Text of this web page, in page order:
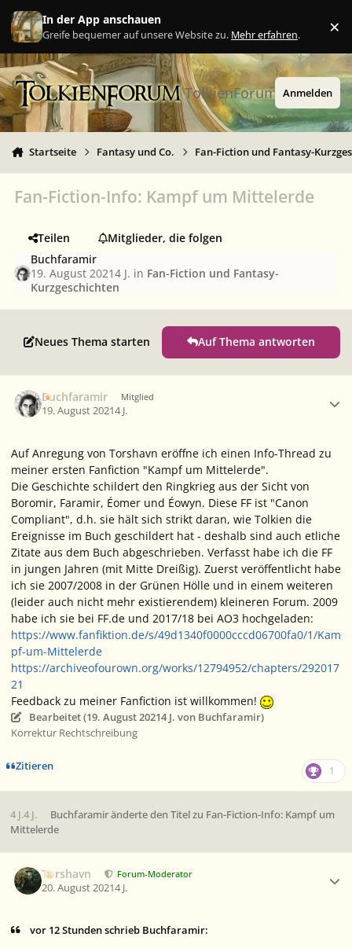
Zu Inhalt springen
In der App anschauen
Greife bequemer auf unsere Website zu. Mehr erfahren. ×
TolkienForum Anmelden
Startseite Fantasy und Co. Fan-Fiction und Fantasy-
Fan-Fiction-Info: Kampf um Mittelerde
Teilen
Mitglieder, die folgen
Buchfaramir
19. August 20214 J. in Fan-Fiction und Fantasy-
Kurzgeschichten
Neues Thema starten Auf Thema antworten
Buchfaramir Mitglied
19. August 20214 J.
Auf Anregung von Torshavn eröffne ich einen Info-Thread zu
meiner ersten Fanfiction "Kampf um Mittelerde".
Die Geschichte schildert den Ringkrieg aus der Sicht von
Boromir, Faramir, Éomer und Éowyn. Diese FF ist "Canon
Compliant", d.h. sie hält sich strikt daran, wie Tolkien die
Ereignisse im Buch geschildert hat - deshalb sind auch etliche
Zitate aus dem Buch abgeschrieben. Verfasst habe ich die FF
in jungen Jahren (mit Mitte Dreißig). Zuerst veröffentlicht habe
ich sie 2007/2008 in der Grünen Hölle und in einem weiteren
(leider auch nicht mehr existierendem) kleineren Forum. 2009
habe ich sie bei FF.de und 2017/18 bei AO3 hochgeladen:
https://www.fanfiktion.de/s/49d1340f0000cccd06700fa0/1/Kam
pf-um-Mittelerde
https://archiveofourown.org/works/12794952/chapters/292017
21
Feedback zu meiner Fanfiction ist willkommen!
Bearbeitet (19. August 20214 J. von Buchfaramir)
Korrektur Rechtschreibung
Zitieren 1
4 J.4 J. Buchfaramiränderte den Titel zu Fan-Fiction-Info: Kampf um
Mittelerde
Torshavn Forum-Moderator
20. August 20214 J.
vor 12 Stunden schrieb Buchfaramir: